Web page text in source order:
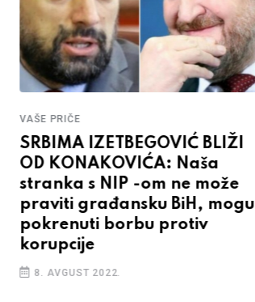
VAŠE PRIČE
SRBIMA IZETBEGOVIĆ BLIŽI
OD KONAKOVIĆA: Naša
stranka s NIP -om ne može
praviti građansku BiH, mogu
pokrenuti borbu protiv
korupcije
8. AVGUST 2022.